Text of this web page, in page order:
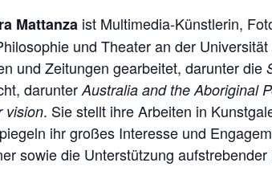
Mattanza ist Multimedia-Künstlerin,
und Theater an der
und Zeitungen gearbeitet, darunter die
darunterAustralia and the Aboriginal
vision. Sie stellt ihre Arbeiten in
ihr großes Interesse und
sowie die Unterstützung aufstrebender